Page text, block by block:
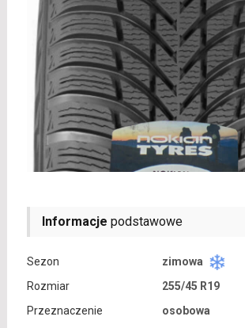
Informacje podstawowe
Sezon
zimowa
Rozmiar
255/45 R19
Przeznaczenie
osobowa